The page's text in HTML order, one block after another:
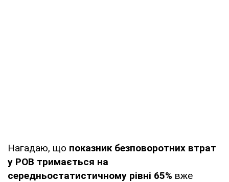
Нагадаю, що показник безповоротних втрат
у РОВ тримається на
середньостатистичному рівні 65% вже